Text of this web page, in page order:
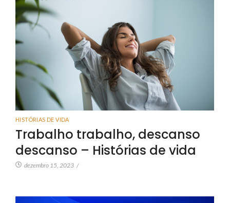
HISTÓRIAS DE VIDA
Trabalho trabalho, descanso
descanso – Histórias de vida
dezembro 15, 2023 /